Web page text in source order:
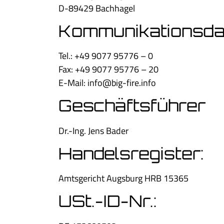
D-89429 Bachhagel
Tel.: +49 9077 95776 – 0
Fax: +49 9077 95776 – 20
E-Mail: info@big-fire.info
Geschäftsführer
Dr.-Ing. Jens Bader
Handelsregister:
Amtsgericht Augsburg HRB 15365
USt.-ID-Nr.: